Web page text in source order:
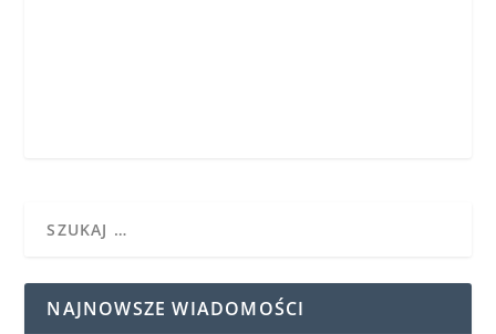
NAJNOWSZE WIADOMOŚCI